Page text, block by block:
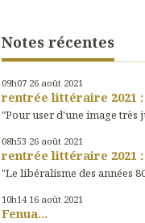
Notes récentes
09h07 26 août 2021
rentrée littéraire 2021 :
"Pour user d'une image très
08h53 26 août 2021
rentrée littéraire 2021
"Le libéralisme des années
10h14 16 août 2021
Fenua...